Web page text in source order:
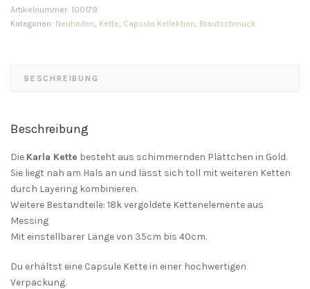
Artikelnummer: 100179
Kategorien: Neuheiten, Kette, Capsule Kollektion, Brautschmuck
BESCHREIBUNG
Beschreibung
Die Karla Kette besteht aus schimmernden Plättchen in Gold.
Sie liegt nah am Hals an und lässt sich toll mit weiteren Ketten
durch Layering kombinieren.
Weitere Bestandteile: 18k vergoldete Kettenelemente aus
Messing
Mit einstellbarer Länge von 35cm bis 40cm.
Du erhältst eine Capsule Kette in einer hochwertigen
Verpackung.